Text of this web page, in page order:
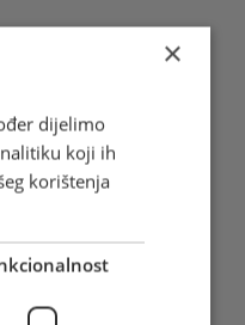
×
dijelimo
koji ih
korištenja